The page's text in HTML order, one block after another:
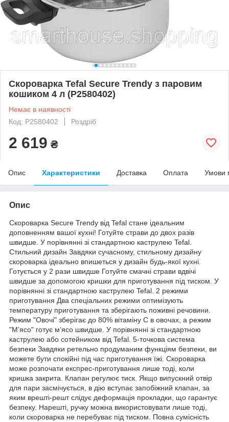
Скороварка Tefal Secure Trendy з паровим
кошиком 4 л (P2580402)
Немає в наявності
Код: P2580402
Роздріб
2 619 ₴
Опис Характеристики Доставка Оплата Умови
Опис
Скороварка Secure Trendy від Tefal стане ідеальним
доповненням вашої кухні! Готуйте страви до двох разів
швидше. У порівнянні зі стандартною каструлею Tefal.
Стильний дизайн Завдяки сучасному, стильному дизайну
скороварка ідеально впишеться у дизайн будь-якої кухні.
Готується у 2 рази швидше Готуйте смачні страви вдвічі
швидше за допомогою кришки для приготування під тиском. У
порівнянні зі стандартною каструлею Tefal. 2 режими
приготування Два спеціальних режими оптимізують
температуру приготування та зберігають поживні речовини.
Режим "Овочі" зберігає до 80% вітаміну С в овочах, а режим
"М’ясо" готує м’ясо швидше. У порівнянні зі стандартною
каструлею або сотейником від Tefal. 5-точкова система
безпеки Завдяки ретельно продуманим функціям безпеки, ви
можете бути спокійні під час приготування їжі. Скороварка
може розпочати експрес-приготування лише тоді, коли
кришка закрита. Клапан регулює тиск. Якщо випускний отвір
для пари засмічується, в дію вступає запобіжний клапан, за
яким врешті-решт слідує деформація прокладки, що гарантує
безпеку. Нарешті, ручку можна використовувати лише тоді,
коли скороварка не перебуває під тиском. Повна сумісність